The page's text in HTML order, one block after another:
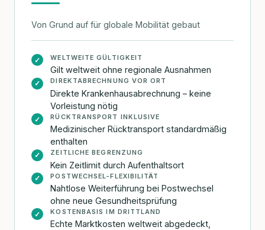
Von Grund auf für globale Mobilität gebaut
✓ WELTWEITE GÜLTIGKEIT
Gilt weltweit ohne regionale Ausnahmen
✓ DIREKTABRECHNUNG VOR ORT
Direkte Krankenhausabrechnung – keine
Vorleistung nötig
✓ RÜCKTRANSPORT INKLUSIVE
Medizinischer Rücktransport standardmäßig
enthalten
✓ ZEITLICHE BEGRENZUNG
Kein Zeitlimit durch Aufenthaltsort
✓ POSTWECHSEL-FLEXIBILITÄT
Nahtlose Weiterführung bei Postwechsel
ohne neue Gesundheitsprüfung
✓ KOSTENBASIS IM DRITTLAND
Echte Marktkosten weltweit abgedeckt,